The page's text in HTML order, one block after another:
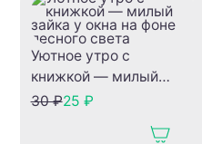
Уютное утро с
книжкой — милый
зайка у окна на фоне
30 ₽25 ₽